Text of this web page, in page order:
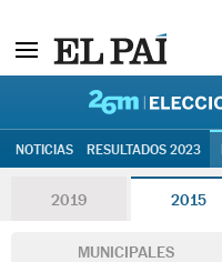
NOTICIAS RESULTADOS 2023
2019 2015
MUNICIPALES